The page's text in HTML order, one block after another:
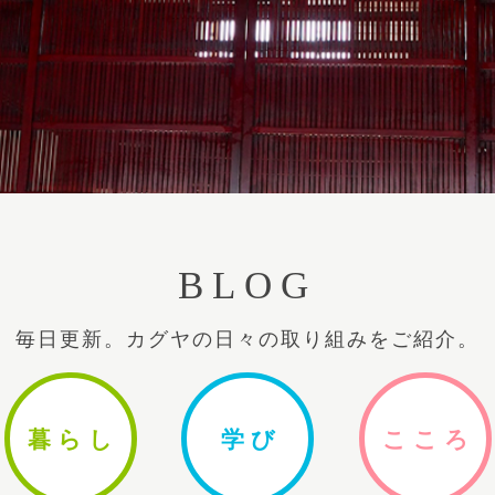
BLOG
毎日更新。カグヤの日々の取り組みをご紹介。
暮ら し 学 び ここ ろ